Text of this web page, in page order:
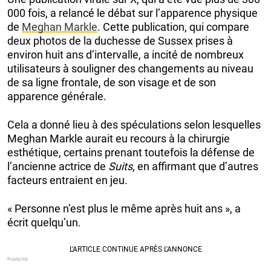
000 fois, a relancé le débat sur l’apparence physique
de Meghan Markle. Cette publication, qui compare
deux photos de la duchesse de Sussex prises à
environ huit ans d’intervalle, a incité de nombreux
utilisateurs à souligner des changements au niveau
de sa ligne frontale, de son visage et de son
apparence générale.
Cela a donné lieu à des spéculations selon lesquelles
Meghan Markle aurait eu recours à la chirurgie
esthétique, certains prenant toutefois la défense de
l’ancienne actrice de Suits, en affirmant que d’autres
facteurs entraient en jeu.
« Personne n’est plus le même après huit ans », a
écrit quelqu’un.